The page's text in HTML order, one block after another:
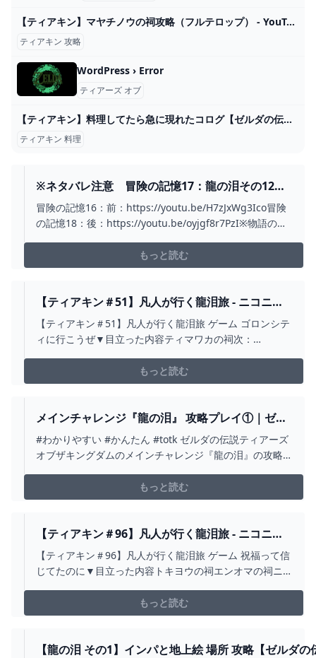
【ティアキン】マヤチノウの祠攻略（フルテロップ） - YouTube
ティアキン 攻略
WordPress › Error
ティアーズ オブ
【ティアキン】料理してたら急に現れたコログ【ゼルダの伝説 ティアーズ オブ ザ キングダム】 - YouTube
ティアキン 料理
※ネタバレ注意 冒険の記憶17：龍の泪その12イ
ベントムービー「龍の泪 」 #ティアキン #イベン
ト #ゼルダの伝説 #ゼルダの伝説ティアーズオブ
冒険の記憶16：前：https://youtu.be/H7zJxWg3Ico冒険
の記憶18：後：https://youtu.be/oyjgf8r7PzI※物語の根
キンの冒険の記憶17：龍の泪その12イベントムービー
「龍の泪」ゼルダ声優：嶋村侑（しまむらゆう）ミネル...
もっと読む
【ティアキン＃51】凡人が行く龍泪旅 - ニコニコ
動画
【ティアキン＃51】凡人が行く龍泪旅 ゲーム ゴロンシテ
ィに行こうぜ▼目立った内容ティマワカの祠次：
もっと読む
メインチャレンジ『龍の泪』 攻略プレイ①｜ゼル
ダの伝説 ティアキン - YOUTUBE
#わかりやすい #かんたん #totk ゼルダの伝説ティアーズ
オブザキングダムのメインチャレンジ『龍の泪』の攻略
かりやすいプレイを心掛けながら、ていねいにストーリ
ーを進めています。🎮メインチャレンジ一覧
もっと読む
【ティアキン＃96】凡人が行く龍泪旅 - ニコニコ
動画
【ティアキン＃96】凡人が行く龍泪旅 ゲーム 祝福って信
じてたのに▼目立った内容トキヨウの祠エンオマの祠ニ
もっと読む
【龍の泪 その1】インパと地上絵 場所 攻略【ゼルダの